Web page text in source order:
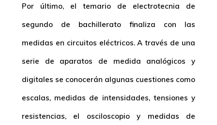
Por último, el temario de electrotecnia de
segundo de bachillerato finaliza con las
medidas en circuitos eléctricos. A través de una
serie de aparatos de medida analógicos y
digitales se conocerán algunas cuestiones como
escalas, medidas de intensidades, tensiones y
resistencias, el osciloscopio y medidas de